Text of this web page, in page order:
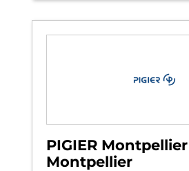
PIGIER Montpellier
Montpellier